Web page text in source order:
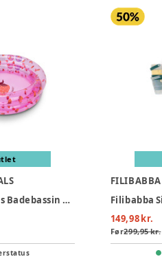
Swim Essentials Badebassin 60 cm - Strawberry Fields
FILIBABBA
149,98 kr.
Før299,95 kr.